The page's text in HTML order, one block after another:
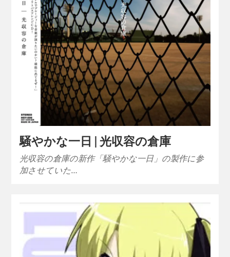
騒やかな一日 | 光収容の倉庫
光収容の倉庫の新作「騒やかな一日」の製作に参
加させていた…